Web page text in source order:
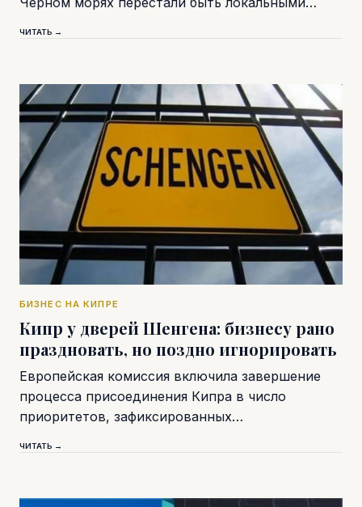
ЧИТАТЬ →
БИЗНЕС НА КИПРЕ
Кипр у дверей Шенгена: бизнесу рано
праздновать, но поздно игнорировать
Европейская комиссия включила завершение
процесса присоединения Кипра в число
приоритетов, зафиксированных…
ЧИТАТЬ →